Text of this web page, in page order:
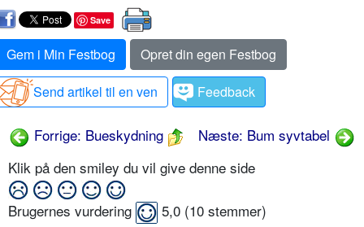
Save
Gem i Min Festbog
Opret din egen Festbog
Send artikel til en ven
Feedback
Forrige: Bueskydning
Næste: Bum syvtabel
Klik på den smiley du vil give denne side
Brugernes vurdering 5,0 (10 stemmer)